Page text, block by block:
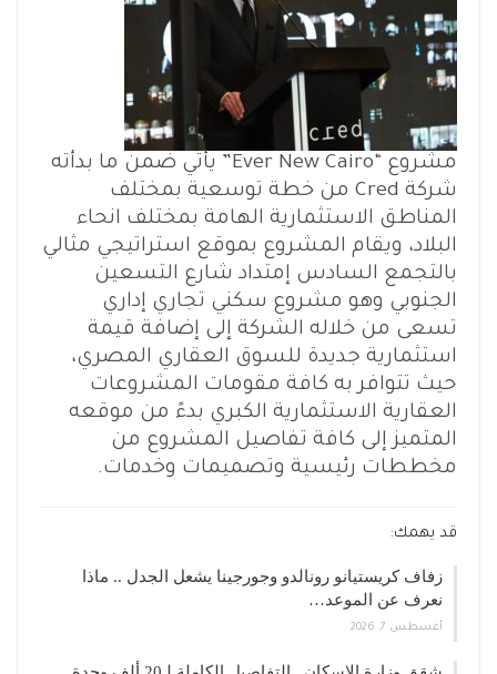
مشروع “Ever New Cairo” يأتي ضمن ما بدأته
شركة Cred من خطة توسعية بمختلف
المناطق الاستثمارية الهامة بمختلف انحاء
البلاد، ويقام المشروع بموقع استراتيجي مثالي
بالتجمع السادس إمتداد شارع التسعين
الجنوبي وهو مشروع سكني تجاري إداري
تسعى من خلاله الشركة إلى إضافة قيمة
استثمارية جديدة للسوق العقاري المصري،
حيث تتوافر به كافة مقومات المشروعات
العقارية الاستثمارية الكبري بدءً من موقعه
المتميز إلى كافة تفاصيل المشروع من
مخططات رئيسية وتصميمات وخدمات.
قد يهمك:
زفاف كريستيانو رونالدو وجورجينا يشعل الجدل .. ماذا
نعرف عن الموعد…
أغسطس 7, 2026